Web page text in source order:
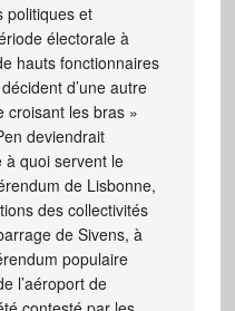
politiques et
électorale à
hauts fonctionnaires
d’une autre
croisant les bras »
deviendrait
à quoi servent le
de Lisbonne,
des collectivités
de Sivens, à
populaire
l’aéroport de